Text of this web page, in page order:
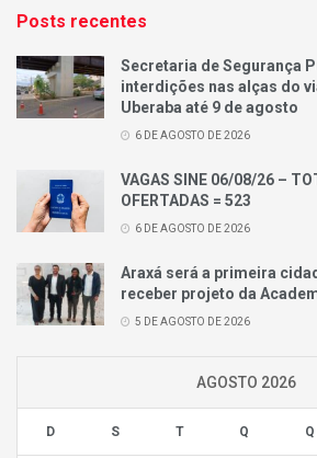
Posts recentes
Secretaria de Segurança
interdições nas alças do
Uberaba até 9 de agosto
6 DE AGOSTO DE 2026
VAGAS SINE 06/08/26 –
OFERTADAS = 523
6 DE AGOSTO DE 2026
Araxá será a primeira
receber projeto da
5 DE AGOSTO DE 2026
AGOSTO 2026
D S T Q Q